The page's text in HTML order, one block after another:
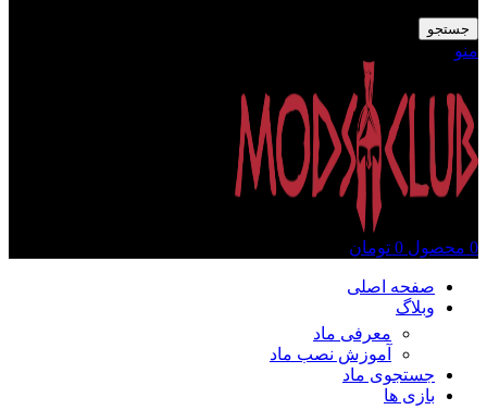
جستجو
منو
0 محصول 0 تومان
صفحه اصلی
وبلاگ
معرفی ماد
آموزش نصب ماد
جستجوی ماد
بازی ها